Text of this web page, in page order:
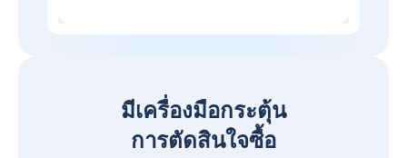
มีเครื่องมือกระตุ้น
การตัดสินใจซื้อ